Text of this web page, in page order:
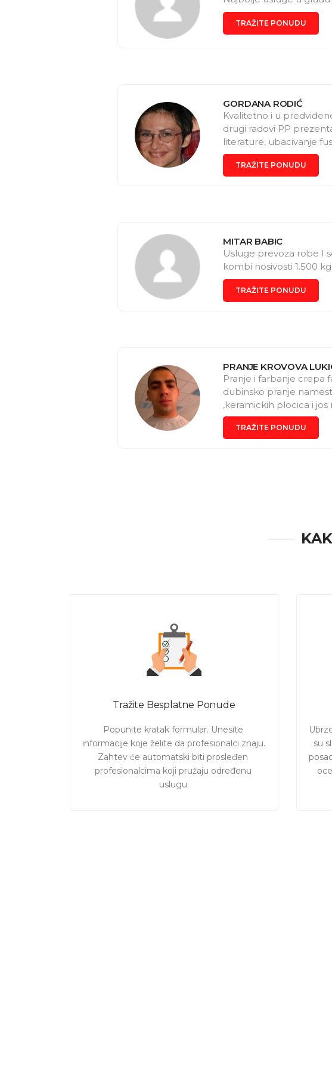
TRAŽITE PONUDU
GORDANA RODIĆ
Kvalitetno i u
drugi radovi PP
literature, ubacivanje
iskustvo i praktičan rad
TRAŽITE PONUDU
MITAR BABIC
Usluge prevoza robe I
kombi nosivosti 1.500
TRAŽITE PONUDU
PRANJE KROVOVA
Pranje i farbanje crepa
dubinsko pranje
,keramickih plocica i
TRAŽITE PONUDU
Tražite Besplatne Ponude
Popunite kratak formular. Unesite
informacije koje želite da profesionalci znaju.
Zahtev će automatski biti prosleđen
profesionalcima koji pružaju određenu
uslugu.
su